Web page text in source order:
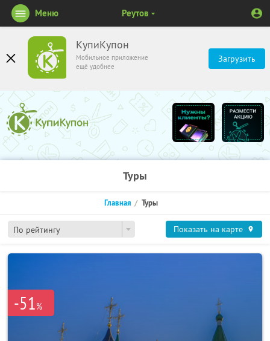
КупиКупон
Мобильное приложение
ещё удобнее
Загрузить
Меню Реутов
Туры
По рейтингу
Главная Туры
Показать на карте
-51%